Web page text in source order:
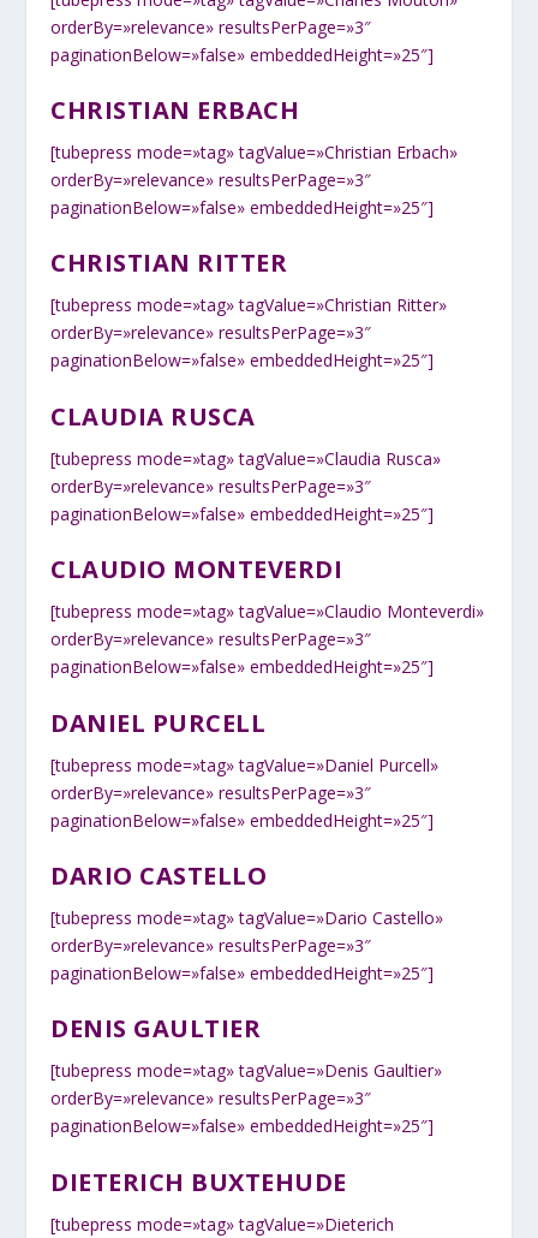
orderBy=»relevance» resultsPerPage=»3″
paginationBelow=»false» embeddedHeight=»25″]
CHRISTIAN ERBACH
[tubepress mode=»tag» tagValue=»Christian Erbach»
orderBy=»relevance» resultsPerPage=»3″
paginationBelow=»false» embeddedHeight=»25″]
CHRISTIAN RITTER
[tubepress mode=»tag» tagValue=»Christian Ritter»
orderBy=»relevance» resultsPerPage=»3″
paginationBelow=»false» embeddedHeight=»25″]
CLAUDIA RUSCA
[tubepress mode=»tag» tagValue=»Claudia Rusca»
orderBy=»relevance» resultsPerPage=»3″
paginationBelow=»false» embeddedHeight=»25″]
CLAUDIO MONTEVERDI
[tubepress mode=»tag» tagValue=»Claudio Monteverdi»
orderBy=»relevance» resultsPerPage=»3″
paginationBelow=»false» embeddedHeight=»25″]
DANIEL PURCELL
[tubepress mode=»tag» tagValue=»Daniel Purcell»
orderBy=»relevance» resultsPerPage=»3″
paginationBelow=»false» embeddedHeight=»25″]
DARIO CASTELLO
[tubepress mode=»tag» tagValue=»Dario Castello»
orderBy=»relevance» resultsPerPage=»3″
paginationBelow=»false» embeddedHeight=»25″]
DENIS GAULTIER
[tubepress mode=»tag» tagValue=»Denis Gaultier»
orderBy=»relevance» resultsPerPage=»3″
paginationBelow=»false» embeddedHeight=»25″]
DIETERICH BUXTEHUDE
[tubepress mode=»tag» tagValue=»Dieterich